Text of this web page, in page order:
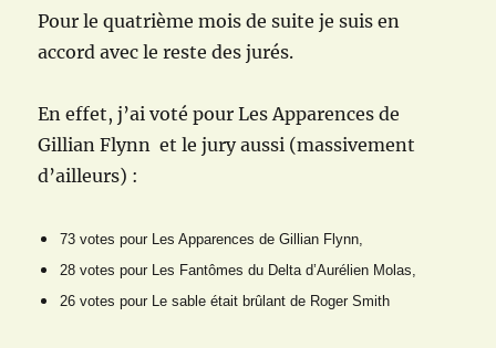
d’août
(la
dernière)
Pour le quatrième mois de suite je suis en
accord avec le reste des jurés.
En effet, j’ai voté pour Les Apparences de
Gillian Flynn et le jury aussi (massivement
d’ailleurs) :
73 votes pour Les Apparences de Gillian Flynn,
28 votes pour Les Fantômes du Delta d’Aurélien Molas,
26 votes pour Le sable était brûlant de Roger Smith